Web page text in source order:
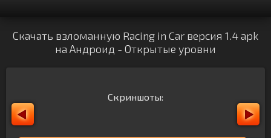
Скачать взломанную Racing in Car версия 1.4 apk
на Андроид - Открытые уровни
Скриншоты: